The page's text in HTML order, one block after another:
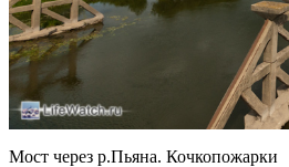
Мост через р.Пьяна. Кочкопожарки